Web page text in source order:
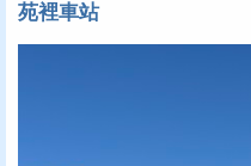
苑裡車站